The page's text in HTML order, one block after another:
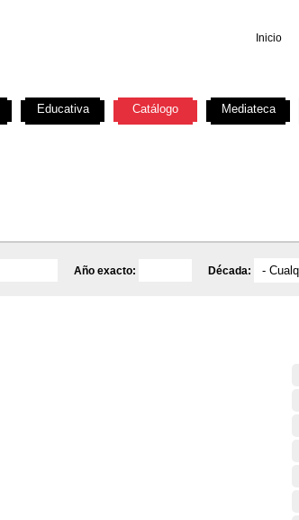
Inicio
Año exacto: Década:
Educativa Catálogo Mediateca